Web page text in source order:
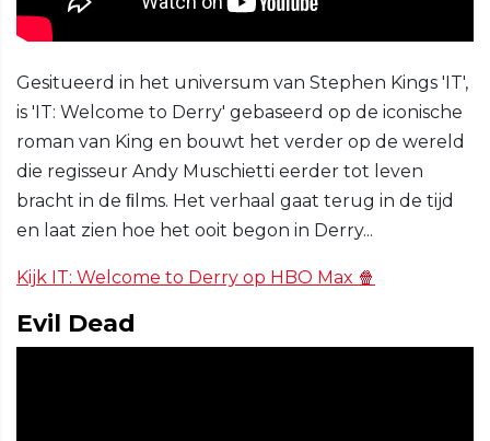
Gesitueerd in het universum van Stephen Kings 'IT',
is 'IT: Welcome to Derry' gebaseerd op de iconische
roman van King en bouwt het verder op de wereld
die regisseur Andy Muschietti eerder tot leven
bracht in de ﬁlms. Het verhaal gaat terug in de tijd
en laat zien hoe het ooit begon in Derry...
Kijk IT: Welcome to Derry op HBO Max 🍿
Evil Dead